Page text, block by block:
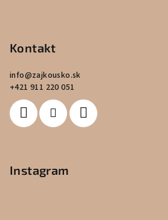
Kontakt
info@zajkousko.sk
+421 911 220 051
Instagram